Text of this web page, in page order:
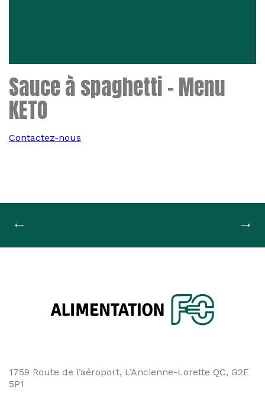
Sauce à spaghetti – Menu
KETO
Contactez-nous
Navigation
→
←
1759 Route de l’aéroport, L’Ancienne-Lorette QC, G2E
5P1